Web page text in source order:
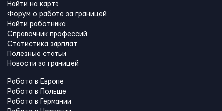
Найти на карте
Форум о работе за границей
Найти работника
Справочник профессий
Статистика зарплат
Полезные статьи
Новости за границей
Работа в Европе
Работа в Польше
Работа в Германии